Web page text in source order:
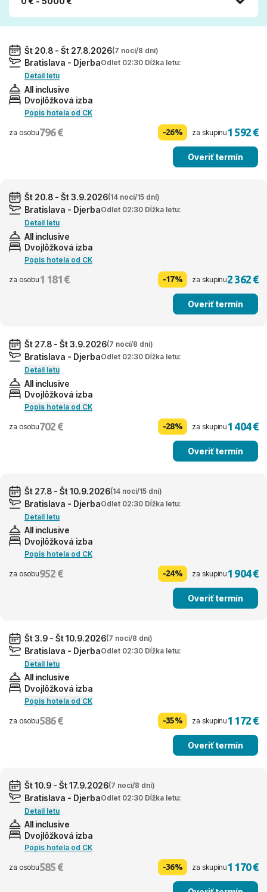
Št 20.8 - Št 27.8.2026(7 nocí/8 dní)
Bratislava - DjerbaOdlet 02:30 Dĺžka letu:
Detail letu
All inclusive
Dvojlôžková izba
Popis hotela od CK
za osobu796 € -26% za skupinu1 592 €
Overiť termín
Št 20.8 - Št 3.9.2026(14 nocí/15 dní)
Bratislava - DjerbaOdlet 02:30 Dĺžka letu:
Detail letu
All inclusive
Dvojlôžková izba
Popis hotela od CK
za osobu 1 181 € -17% za skupinu2 362 €
Overiť termín
Št 27.8 - Št 3.9.2026(7 nocí/8 dní)
Bratislava - DjerbaOdlet 02:30 Dĺžka letu:
Detail letu
All inclusive
Dvojlôžková izba
Popis hotela od CK
za osobu702 € -28% za skupinu1 404 €
Overiť termín
Št 27.8 - Št 10.9.2026(14 nocí/15 dní)
Bratislava - DjerbaOdlet 02:30 Dĺžka letu:
Detail letu
All inclusive
Dvojlôžková izba
Popis hotela od CK
za osobu952 € -24% za skupinu1 904 €
Overiť termín
Št 3.9 - Št 10.9.2026(7 nocí/8 dní)
Bratislava - DjerbaOdlet 02:30 Dĺžka letu:
Detail letu
All inclusive
Dvojlôžková izba
Popis hotela od CK
za osobu586 € -35% za skupinu1 172 €
Overiť termín
Št 10.9 - Št 17.9.2026(7 nocí/8 dní)
Bratislava - DjerbaOdlet 02:30 Dĺžka letu:
Detail letu
All inclusive
Dvojlôžková izba
Popis hotela od CK
za osobu585 € -36% za skupinu1 170 €